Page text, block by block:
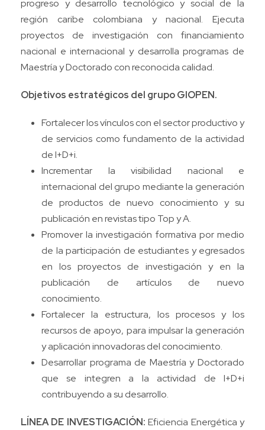
progreso y desarrollo tecnológico y social de la
región caribe colombiana y nacional. Ejecuta
proyectos de investigación con financiamiento
nacional e internacional y desarrolla programas de
Maestría y Doctorado con reconocida calidad.
Objetivos estratégicos del grupo GIOPEN.
Fortalecer los vínculos con el sector productivo y
de servicios como fundamento de la actividad
de I+D+i.
Incrementar la visibilidad nacional e
internacional del grupo mediante la generación
de productos de nuevo conocimiento y su
publicación en revistas tipo Top y A.
Promover la investigación formativa por medio
de la participación de estudiantes y egresados
en los proyectos de investigación y en la
publicación de artículos de nuevo
conocimiento.
Fortalecer la estructura, los procesos y los
recursos de apoyo, para impulsar la generación
y aplicación innovadoras del conocimiento.
Desarrollar programa de Maestría y Doctorado
que se integren a la actividad de I+D+i
contribuyendo a su desarrollo.
LÍNEA DE INVESTIGACIÓN:Eficiencia Energética y